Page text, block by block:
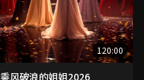
120:00
乘风破浪的姐姐2026